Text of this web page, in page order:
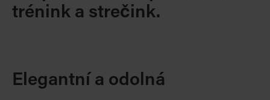
trénink a strečink.
Elegantní a odolná